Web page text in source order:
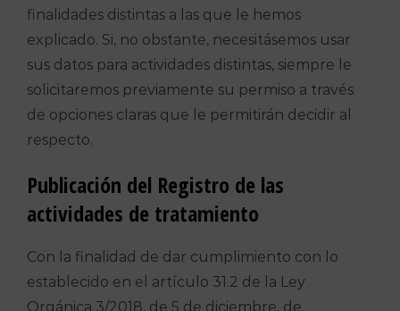
finalidades distintas a las que le hemos
explicado. Si, no obstante, necesitásemos usar
sus datos para actividades distintas, siempre le
solicitaremos previamente su permiso a través
de opciones claras que le permitirán decidir al
respecto.
Publicación del Registro de las
actividades de tratamiento
Con la finalidad de dar cumplimiento con lo
establecido en el artículo 31.2 de la Ley
Orgánica 3/2018, de 5 de diciembre, de